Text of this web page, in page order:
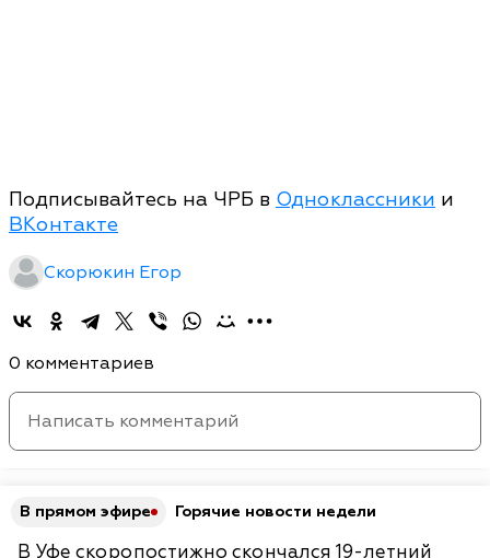
Подписывайтесь на ЧРБ в Одноклассники и
ВКонтакте
Скорюкин Егор
0 комментариев
В прямом эфире Горячие новости недели
В Уфе скоропостижно скончался 19-летний